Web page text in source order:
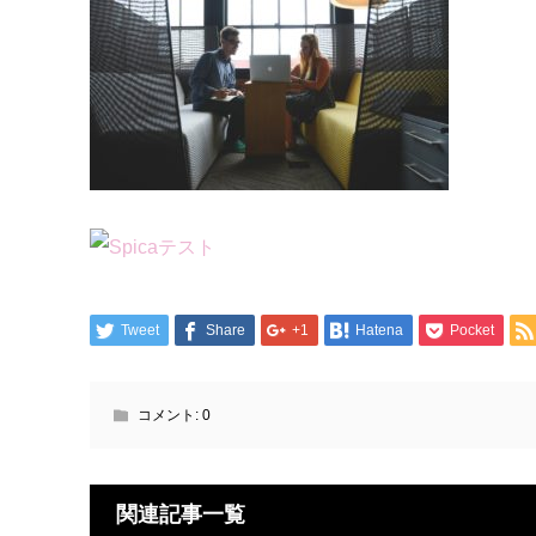
Tweet Share +1 Hatena Pocket
コメント: 0
関連記事一覧